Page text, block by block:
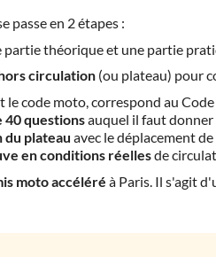
passe en 2 étapes :
partie théorique et une partie
circulation (ou plateau) pour
code moto, correspond au
40 questionsauquel il faut donner
du plateau avec le déplacement
en conditions réellesde
moto accéléré à Paris. Il s'agit